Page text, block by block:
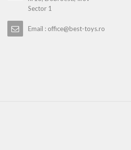
Sector 1
Email : office@best-toys.ro